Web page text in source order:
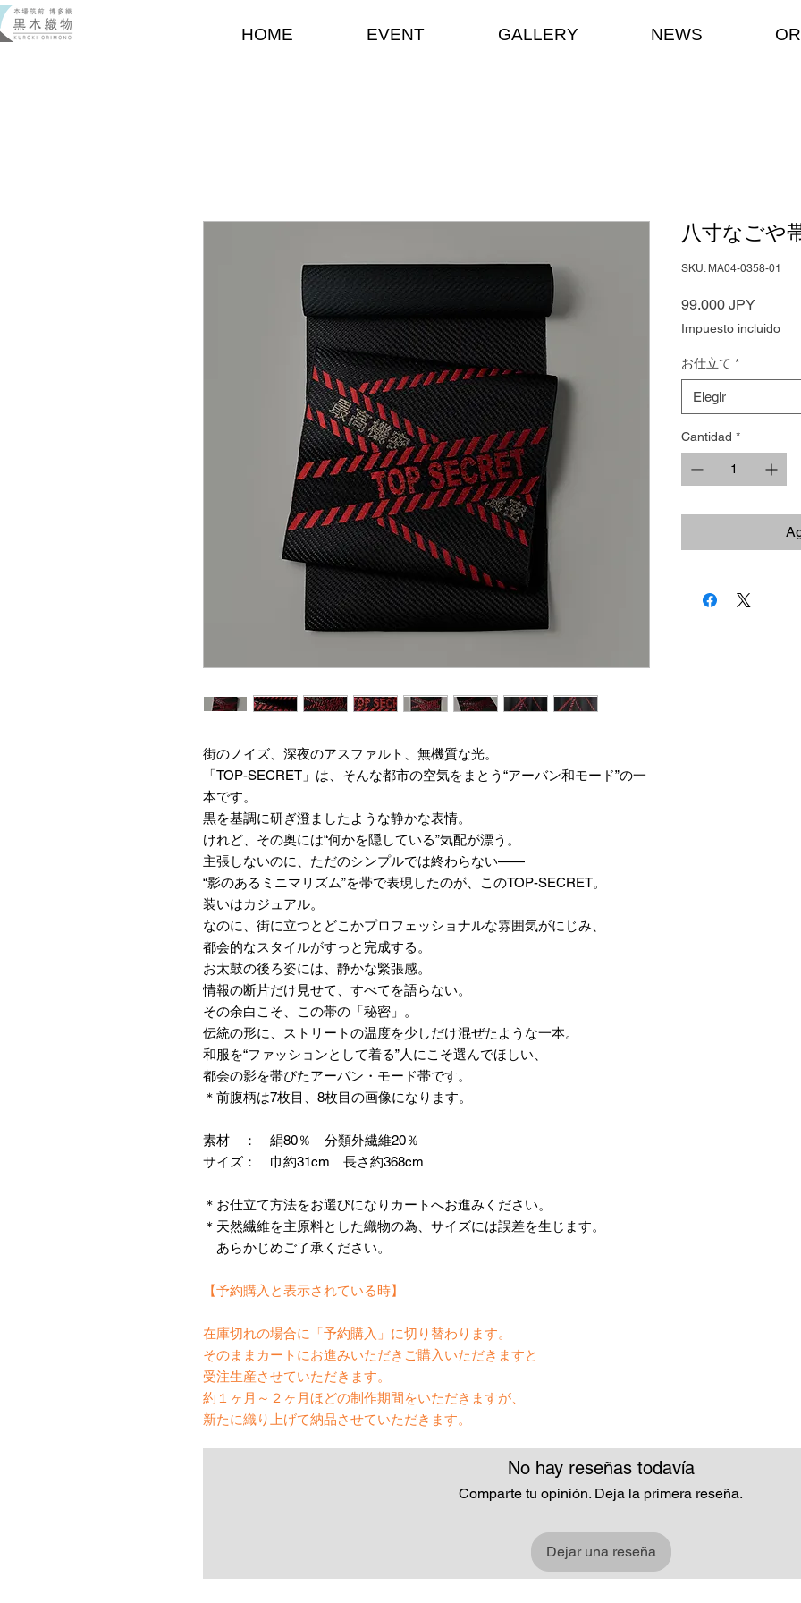
HOME EVENT GALLERY NEWS
街のノイズ、深夜のアスファルト、無機質な光。
「TOP-SECRET」は、そんな都市の空気をまとう“アーバン和モード”の一
本です。
黒を基調に研ぎ澄ましたような静かな表情。
けれど、その奥には“何かを隠している”気配が漂う。
主張しないのに、ただのシンプルでは終わらない——
“影のあるミニマリズム”を帯で表現したのが、このTOP-SECRET。
装いはカジュアル。
なのに、街に立つとどこかプロフェッショナルな雰囲気がにじみ、
都会的なスタイルがすっと完成する。
お太鼓の後ろ姿には、静かな緊張感。
情報の断片だけ見せて、すべてを語らない。
その余白こそ、この帯の「秘密」。
伝統の形に、ストリートの温度を少しだけ混ぜたような一本。
和服を“ファッションとして着る”人にこそ選んでほしい、
都会の影を帯びたアーバン・モード帯です。
＊前腹柄は7枚目、8枚目の画像になります。
素材 ： 絹80％ 分類外繊維20％
サイズ： 巾約31cm 長さ約368cm
＊お仕立て方法をお選びになりカートへお進みください。
＊天然繊維を主原料とした織物の為、サイズには誤差を生じます。
あらかじめご了承ください。
【予約購入と表示されている時】
在庫切れの場合に「予約購入」に切り替わります。
そのままカートにお進みいただきご購入いただきますと
受注生産させていただきます。
約１ヶ月～２ヶ月ほどの制作期間をいただきますが、
新たに織り上げて納品させていただきます。
八寸なごや
SKU: MA04-0358-01
99.000 JPYPrecio
Impuesto incluido
お仕立て *
Elegir
Cantidad *
No hay reseñas todavía
Comparte tu opinión. Deja la primera reseña.
Dejar una reseña